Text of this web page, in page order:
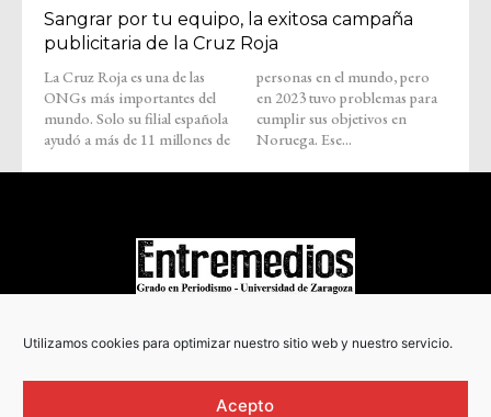
Utilizamos cookies para optimizar nuestro sitio web y nuestro servicio.
Acepto
Sangrar por tu equipo, la exitosa campaña
publicitaria de la Cruz Roja
La Cruz Roja es una de las
ONGs más importantes del
mundo. Solo su filial española
ayudó a más de 11 millones de
personas en el mundo, pero
en 2023 tuvo problemas para
cumplir sus objetivos en
Noruega. Ese...